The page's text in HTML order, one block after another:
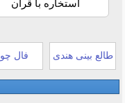
استخاره با قرآن
طالع بینی هندی فال